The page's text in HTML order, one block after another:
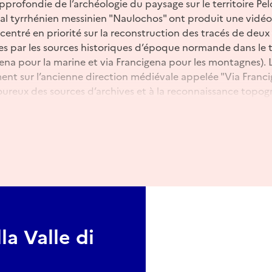
de l’archéologie du paysage sur le territoire
tyrrhénien messinien "Naulochos" ont produit une
en priorité sur la reconstruction des tracés de deux
par les sources historiques d’époque normande dans
pour la marine et via Francigena pour les montagnes).
sur l’ancienne direction médiévale appelée "Via
des sources d’archives et à la reconnaissance
un itinéraire stratégique qui reliait de manière stable le
ionien (Taormina). Ce tracé identifié, ne représente pas
véritable territoire charnière, un corridor culturel qui
sur les zones les plus congestionnées de
Valle di